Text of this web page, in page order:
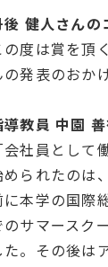
後 健人さんの
の度は賞を頂
の発表のおか
導教員 中園
会社員として
められたのは
に本学の国際
のサマースク
た。その後は